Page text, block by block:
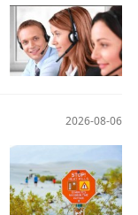
2026-08-06